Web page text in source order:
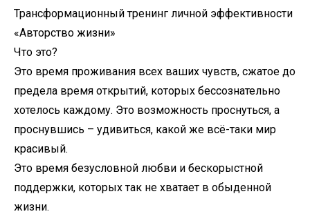
Трансформационный тренинг личной эффективности
«Авторство жизни»
Что это?
Это время проживания всех ваших чувств, сжатое до
предела время открытий, которых бессознательно
хотелось каждому. Это возможность проснуться, а
проснувшись – удивиться, какой же всё-таки мир
красивый.
Это время безусловной любви и бескорыстной
поддержки, которых так не хватает в обыденной
жизни.